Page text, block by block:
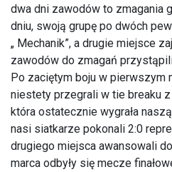
dwa dni zawodów to zmagania
dniu, swoją grupę po dwóch
„ Mechanik”, a drugie miejsce
zawodów do zmagań
Po zaciętym boju w pierwszym
niestety przegrali w tie breaku
która ostatecznie wygrała
nasi siatkarze pokonali 2:0
drugiego miejsca awansowali
marca odbyły się mecze